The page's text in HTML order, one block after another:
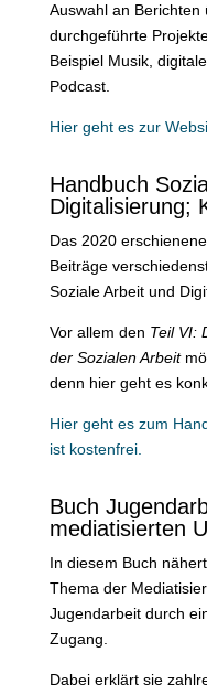
Auswahl an
durchgeführte
Beispiel Musik,
Podcast.
Hier geht es zur
Handbuch
Digitalisierung;
Das 2020
Beiträge
Soziale Arbeit und
Vor allem den Teil VI:
der Sozialen Arbeit
denn hier geht es
Hier geht es zum
ist kostenfrei.
Buch
mediatisierten
In diesem Buch
Thema der
Jugendarbeit durch
Zugang.
Dabei erklärt sie